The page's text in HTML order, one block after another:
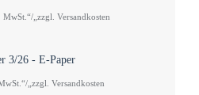
„zzgl. Versandkosten
3/26 - E-Paper
„zzgl. Versandkosten